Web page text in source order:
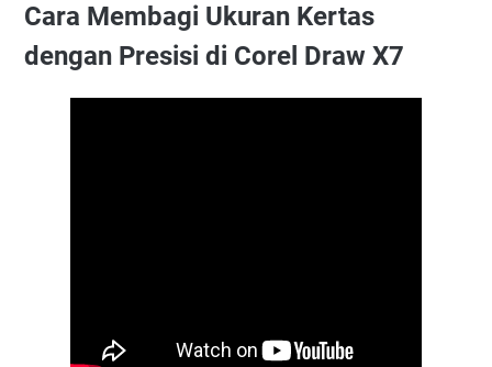
Cara Membagi Ukuran Kertas
dengan Presisi di Corel Draw X7